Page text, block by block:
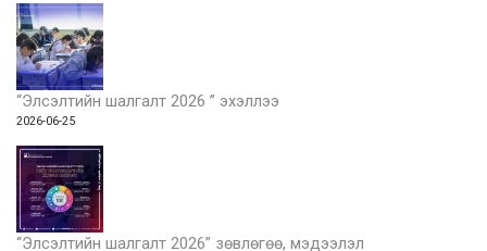
“Элсэлтийн шалгалт 2026 ” эхэллээ
2026-06-25
“Элсэлтийн шалгалт 2026” зөвлөгөө, мэдээлэл